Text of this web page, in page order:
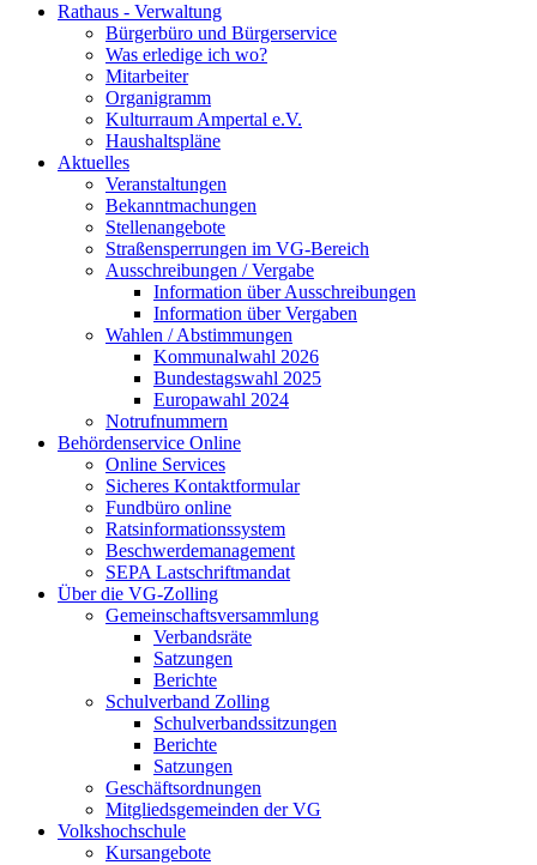
Rathaus - Verwaltung
Bürgerbüro und Bürgerservice
Was erledige ich wo?
Mitarbeiter
Organigramm
Kulturraum Ampertal e.V.
Haushaltspläne
Aktuelles
Veranstaltungen
Bekanntmachungen
Stellenangebote
Straßensperrungen im VG-Bereich
Ausschreibungen / Vergabe
Information über Ausschreibungen
Information über Vergaben
Wahlen / Abstimmungen
Kommunalwahl 2026
Bundestagswahl 2025
Europawahl 2024
Notrufnummern
Behördenservice Online
Online Services
Sicheres Kontaktformular
Fundbüro online
Ratsinformationssystem
Beschwerdemanagement
SEPA Lastschriftmandat
Über die VG-Zolling
Gemeinschaftsversammlung
Verbandsräte
Satzungen
Berichte
Schulverband Zolling
Schulverbandssitzungen
Berichte
Satzungen
Geschäftsordnungen
Mitgliedsgemeinden der VG
Volkshochschule
Kursangebote